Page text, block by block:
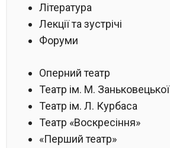
Література
Лекції та зустрічі
Форуми
Оперний театр
Театр ім. М. Заньковецької
Театр ім. Л. Курбаса
Театр «Воскресіння»
«Перший театр»